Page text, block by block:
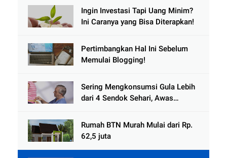
Ingin Investasi Tapi Uang Minim?
Ini Caranya yang Bisa Diterapkan!
Pertimbangkan Hal Ini Sebelum
Memulai Blogging!
Sering Mengkonsumsi Gula Lebih
dari 4 Sendok Sehari, Awas
Rumah BTN Murah Mulai dari Rp.
62,5 juta